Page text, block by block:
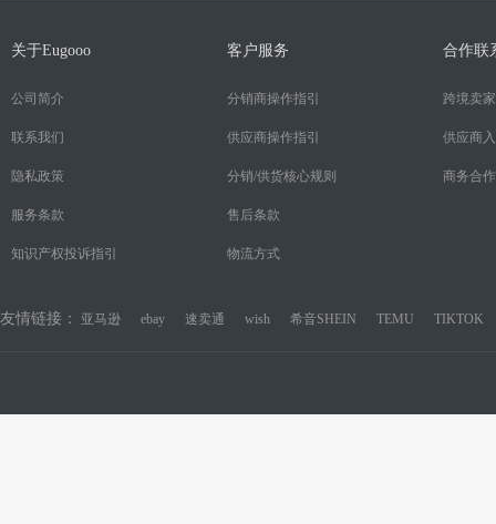
关于Eugooo
公司简介
联系我们
隐私政策
服务条款
知识产权投诉指引
客户服务
分销商操作指引
供应商操作指引
分销/供货核心规则
售后条款
物流方式
合作联
跨境卖
供应商
商务合作
友情链接： 亚马逊 ebay 速卖通 wish 希音SHEIN TEMU TIKTOK